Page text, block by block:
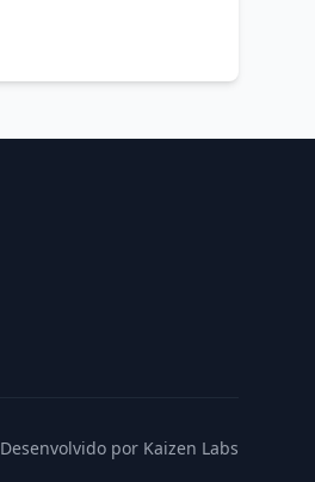
Desenvolvido por Kaizen Labs